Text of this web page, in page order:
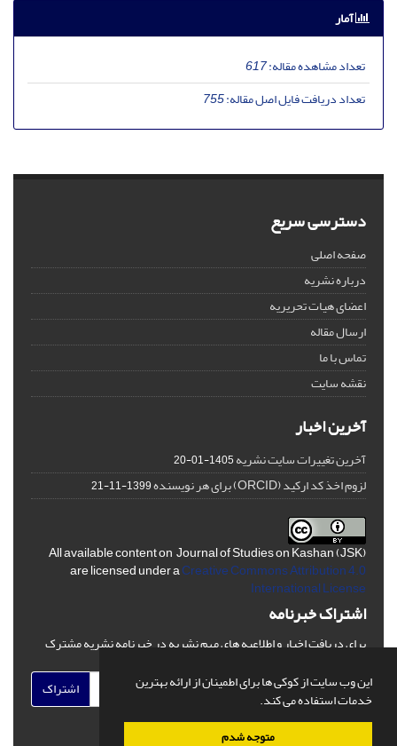
این وب سایت از کوکی ها برای اطمینان از ارائه بهترین
خدمات استفاده می کند.
متوجه شدم
آمار
تعداد مشاهده مقاله:617
تعداد دریافت فایل اصل مقاله:755
دسترسی سریع
صفحه اصلی
درباره نشریه
اعضای هیات تحریریه
ارسال مقاله
تماس با ما
نقشه سایت
آخرین اخبار
آخرین تغییرات سایت نشریه1405-01-20
لزوم اخذ کد ارکید (ORCID) برای هر نویسنده 1399-11-21
All available content on Journal of Studies on Kashan (JSK)
are licensed under aCreative Commons Attribution 4.0
International License
اشتراک خبرنامه
برای دریافت اخبار و اطلاعیه های مهم نشریه در خبرنامه نشریه مشترک
اشتراک